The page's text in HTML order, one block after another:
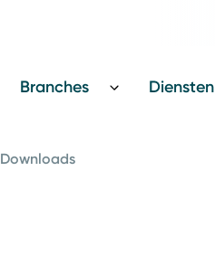
Branches Diensten
Downloads